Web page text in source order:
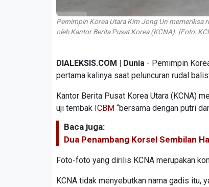
Pemimpin Korea Utara Kim Jong Un memeriksa
oleh Kantor Berita Pusat Korea (KCNA). [Foto:
DIALEKSIS.COM | Dunia - Pemimpin
pertama kalinya saat peluncuran rudal
Kantor Berita Pusat Korea Utara (KCNA)
uji tembak ICBM “bersama dengan putri
Baca juga:
Dua Penambang Korsel Sembilan
Foto-foto yang dirilis KCNA merupakan
KCNA tidak menyebutkan nama gadis itu,